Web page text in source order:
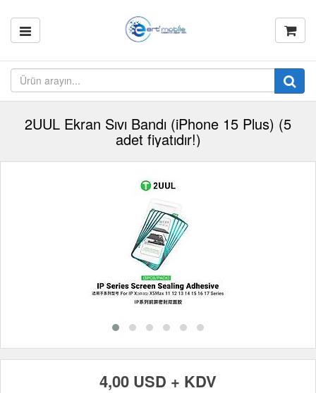
2UUL Ekran Sıvı Bandı (iPhone 15 Plus) (5
adet fiyatıdır!)
4,00 USD + KDV